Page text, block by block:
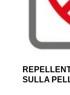
SULLA